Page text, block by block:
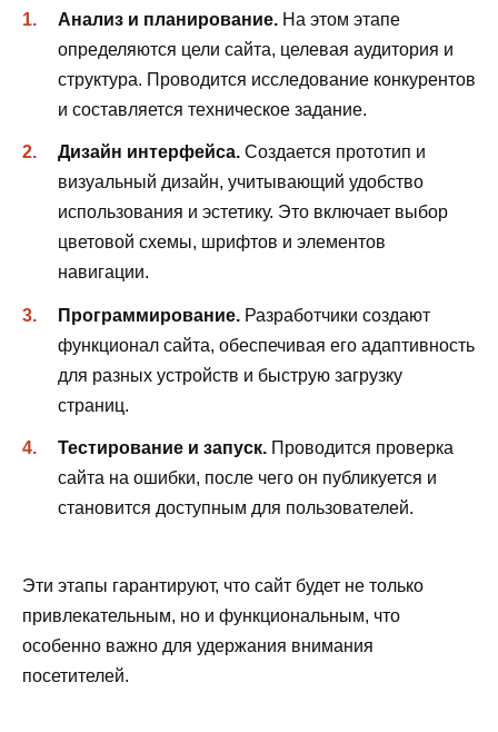
Анализ и планирование. На этом этапе
определяются цели сайта, целевая аудитория и
структура. Проводится исследование конкурентов
и составляется техническое задание.
Дизайн интерфейса. Создается прототип и
визуальный дизайн, учитывающий удобство
использования и эстетику. Это включает выбор
цветовой схемы, шрифтов и элементов
навигации.
Программирование. Разработчики создают
функционал сайта, обеспечивая его адаптивность
для разных устройств и быструю загрузку
страниц.
Тестирование и запуск. Проводится проверка
сайта на ошибки, после чего он публикуется и
становится доступным для пользователей.
Эти этапы гарантируют, что сайт будет не только
привлекательным, но и функциональным, что
особенно важно для удержания внимания
посетителей.